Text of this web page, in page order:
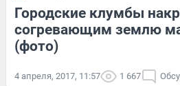
Городские клумбы
согревающим землю
(фото)
4 апреля, 2017, 11:57 1 667